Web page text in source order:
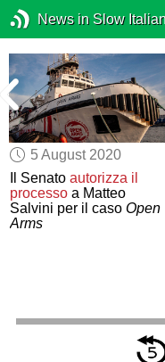
News in Slow
5 August 2020
Il Senatoautorizza il
processo a Matteo
Salvini per il casoOpen
Arms